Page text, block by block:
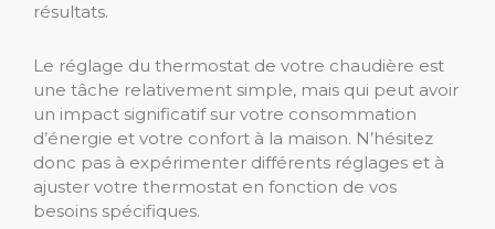
résultats.
Le réglage du thermostat de votre chaudière est
une tâche relativement simple, mais qui peut avoir
un impact significatif sur votre consommation
d’énergie et votre confort à la maison. N’hésitez
donc pas à expérimenter différents réglages et à
ajuster votre thermostat en fonction de vos
besoins spécifiques.